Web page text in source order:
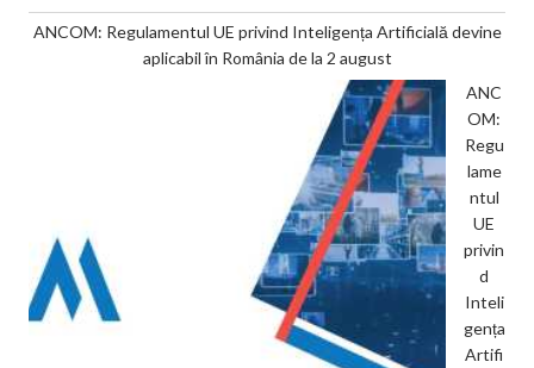
ANCOM: Regulamentul UE privind Inteligența Artificială devine
aplicabil în România de la 2 august
ANC
OM:
Regu
lame
ntul
UE
privin
d
Inteli
gența
Artifi